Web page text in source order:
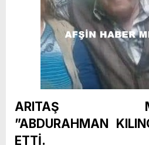
ARITAŞ
”ABDURAHMAN
ETTİ.